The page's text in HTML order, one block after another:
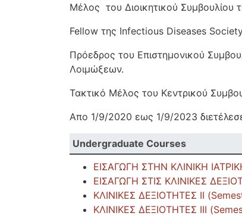
Μέλος του Διοικητικού Συμβουλίου
Fellow της Infectious Diseases
Πρόεδρος του Επιστημονικού
Λοιμώξεων.
Τακτικό Μέλος του Κεντρικού
Απο 1/9/2020 εως 1/9/2023
Undergraduate Courses
ΕΙΣΑΓΩΓΗ ΣΤΗΝ ΚΛΙΝΙΚΗ
ΕΙΣΑΓΩΓΗ ΣΤΙΣ ΚΛΙΝΙΚΕΣ
ΚΛΙΝΙΚΕΣ ΔΕΞΙΟΤΗΤΕΣ ΙΙ
ΚΛΙΝΙΚΕΣ ΔΕΞΙΟΤΗΤΕΣ ΙΙΙ